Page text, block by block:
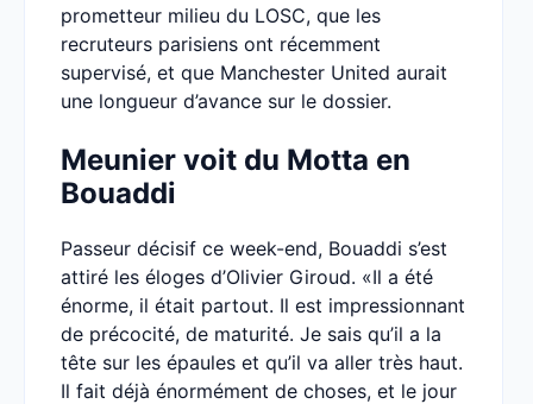
prometteur milieu du LOSC, que les
recruteurs parisiens ont récemment
supervisé, et que Manchester United aurait
une longueur d’avance sur le dossier.
Meunier voit du Motta en
Bouaddi
Passeur décisif ce week-end, Bouaddi s’est
attiré les éloges d’Olivier Giroud. «Il a été
énorme, il était partout. Il est impressionnant
de précocité, de maturité. Je sais qu’il a la
tête sur les épaules et qu’il va aller très haut.
Il fait déjà énormément de choses, et le jour